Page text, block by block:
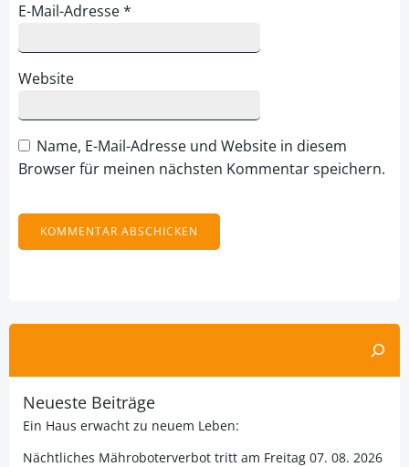
E-Mail-Adresse*
Website
Name, E-Mail-Adresse und Website in diesem
Browser für meinen nächsten Kommentar speichern.
Neueste Beiträge
Ein Haus erwacht zu neuem Leben:
Nächtliches Mähroboterverbot tritt am Freitag 07. 08. 2026